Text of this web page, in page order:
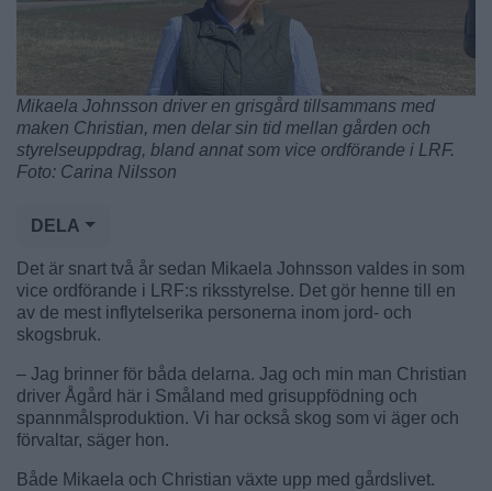
Mikaela Johnsson driver en grisgård tillsammans med
maken Christian, men delar sin tid mellan gården och
styrelseuppdrag, bland annat som vice ordförande i LRF.
Foto: Carina Nilsson
DELA
Det är snart två år sedan Mikaela Johnsson valdes in som
vice ordförande i LRF:s riksstyrelse. Det gör henne till en
av de mest inflytelserika personerna inom jord- och
skogsbruk.
– Jag brinner för båda delarna. Jag och min man Christian
driver Ågård här i Småland med grisuppfödning och
spannmålsproduktion. Vi har också skog som vi äger och
förvaltar, säger hon.
Både Mikaela och Christian växte upp med gårdslivet.